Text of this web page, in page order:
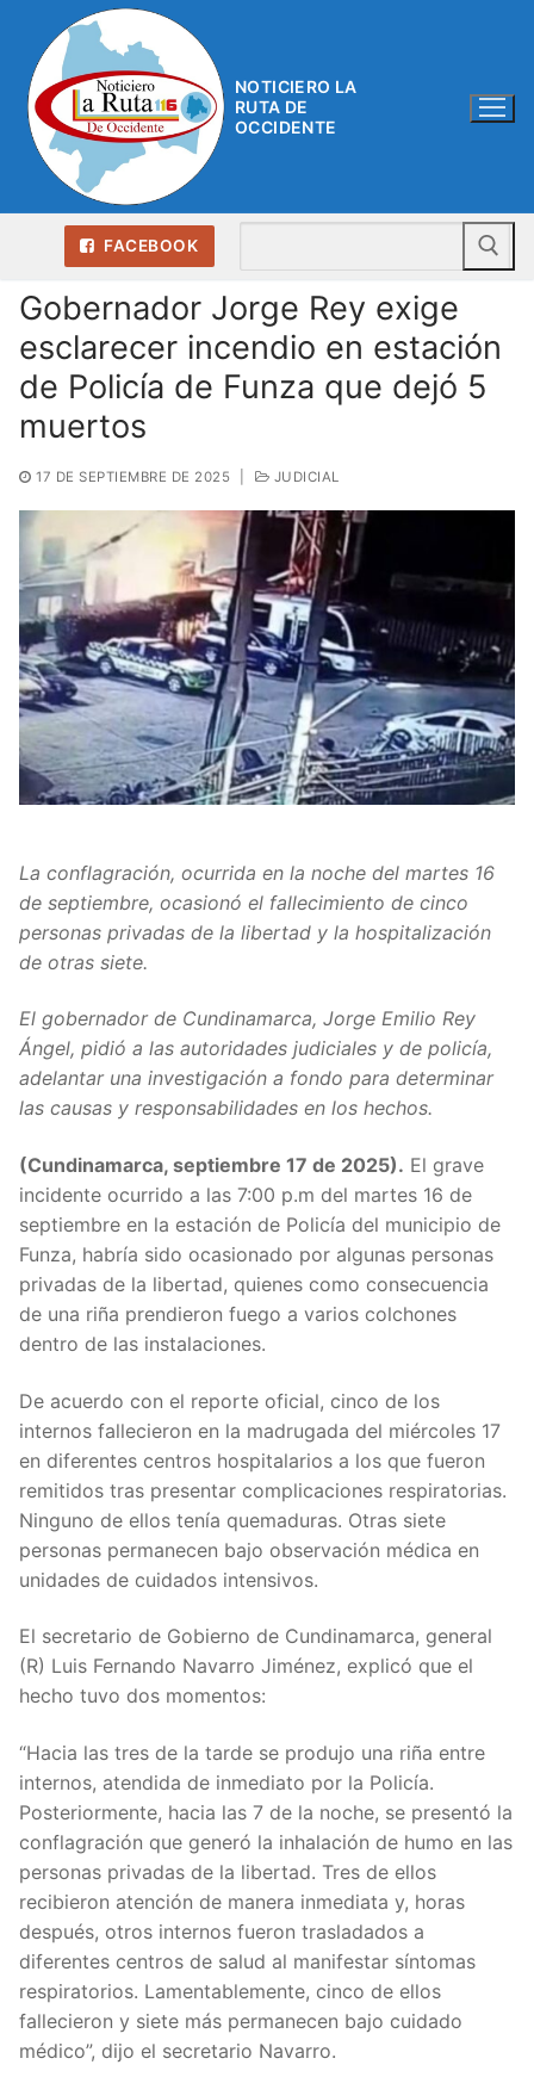
contenido
NOTICIERO LA
RUTA DE
OCCIDENTE
FACEBOOK
Gobernador Jorge Rey exige
esclarecer incendio en estación
de Policía de Funza que dejó 5
muertos
17 DE SEPTIEMBRE DE 2025 JUDICIAL
La conflagración, ocurrida en la noche del martes 16
de septiembre, ocasionó el fallecimiento de cinco
personas privadas de la libertad y la hospitalización
de otras siete.
El gobernador de Cundinamarca, Jorge Emilio Rey
Ángel, pidió a las autoridades judiciales y de policía,
adelantar una investigación a fondo para determinar
las causas y responsabilidades en los hechos.
(Cundinamarca, septiembre 17 de 2025). El grave
incidente ocurrido a las 7:00 p.m del martes 16 de
septiembre en la estación de Policía del municipio de
Funza, habría sido ocasionado por algunas personas
privadas de la libertad, quienes como consecuencia
de una riña prendieron fuego a varios colchones
dentro de las instalaciones.
De acuerdo con el reporte oficial, cinco de los
internos fallecieron en la madrugada del miércoles 17
en diferentes centros hospitalarios a los que fueron
remitidos tras presentar complicaciones respiratorias.
Ninguno de ellos tenía quemaduras. Otras siete
personas permanecen bajo observación médica en
unidades de cuidados intensivos.
El secretario de Gobierno de Cundinamarca, general
(R) Luis Fernando Navarro Jiménez, explicó que el
hecho tuvo dos momentos:
“Hacia las tres de la tarde se produjo una riña entre
internos, atendida de inmediato por la Policía.
Posteriormente, hacia las 7 de la noche, se presentó la
conflagración que generó la inhalación de humo en las
personas privadas de la libertad. Tres de ellos
recibieron atención de manera inmediata y, horas
después, otros internos fueron trasladados a
diferentes centros de salud al manifestar síntomas
respiratorios. Lamentablemente, cinco de ellos
fallecieron y siete más permanecen bajo cuidado
médico”, dijo el secretario Navarro.